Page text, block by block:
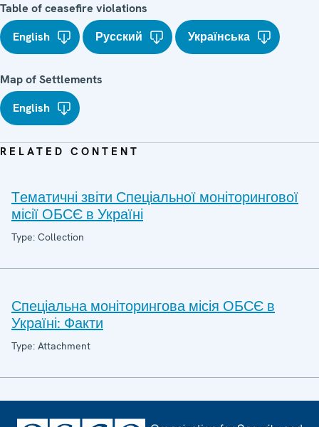
Table of ceasefire violations
English
Русский Українська
Map of Settlements
English
RELATED CONTENT
Tематичні звіти Спеціальної моніторингової
місії ОБСЄ в Україні
Type: Collection
Спеціальна моніторингова місія ОБСЄ в
Україні: Факти
Type: Attachment